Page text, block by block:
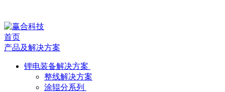
公
司
动
首页
产品及解决方案
锂电装备解决方案
整线解决方案
涂辊分系列